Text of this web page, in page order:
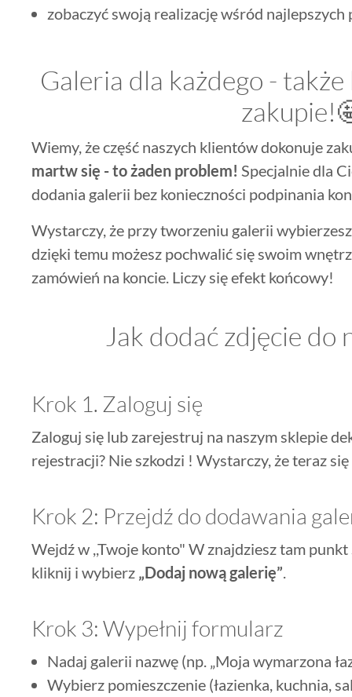
zobaczyć swoją realizację wśród
Galeria dla każdego -
Wiemy, że część naszych klientów dokonuje
martw się - to żaden problem! Specjalnie dla
dodania galerii bez konieczności podpinania
Wystarczy, że przy tworzeniu galerii
dzięki temu możesz pochwalić się swoim
zamówień na koncie. Liczy się efekt końcowy!
Jak dodać zdjęcie do
Krok 1. Zaloguj się
Zaloguj się lub zarejestruj na naszym sklepie
rejestracji? Nie szkodzi ! Wystarczy, że teraz
Krok 2: Przejdź do dodawania
Wejdź w ,,Twoje konto" W znajdziesz tam punkt
kliknij i wybierz „Dodaj nową galerię”
Krok 3: Wypełnij formularz
Nadaj galerii nazwę (np. „Moja wymarzona
Wybierz pomieszczenie (łazienka, kuchnia,